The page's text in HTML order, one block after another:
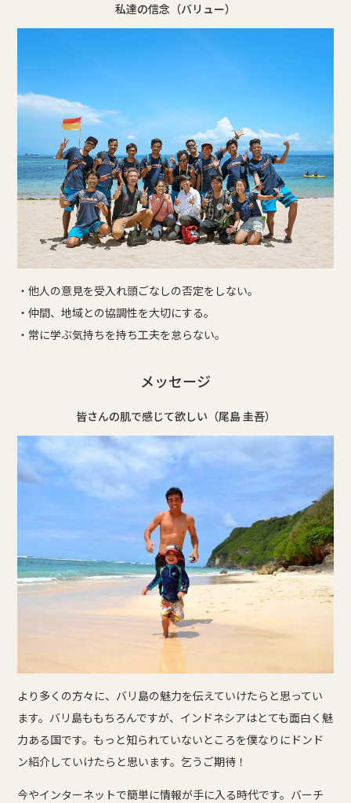
私達の信念（バリュー）
・他人の意見を受入れ頭ごなしの否定をしない。
・仲間、地域との協調性を大切にする。
・常に学ぶ気持ちを持ち工夫を怠らない。
メッセージ
皆さんの肌で感じて欲しい（尾島 圭吾）
より多くの方々に、バリ島の魅力を伝えていけたらと思ってい
ます。バリ島ももちろんですが、インドネシアはとても面白く魅
力ある国です。もっと知られていないところを僕なりにドンド
ン紹介していけたらと思います。乞うご期待！
今やインターネットで簡単に情報が手に入る時代です。バーチ